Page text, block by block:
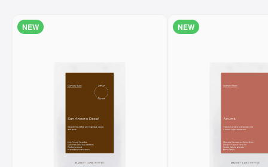
NEW NEW